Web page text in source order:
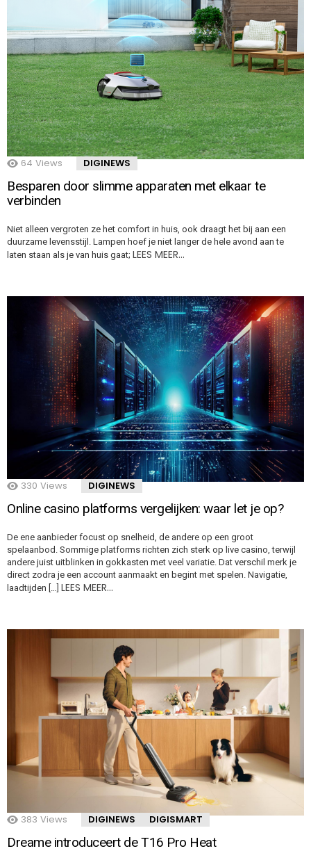
64 Views DIGINEWS
Besparen door slimme apparaten met elkaar te
verbinden
Niet alleen vergroten ze het comfort in huis, ook draagt het bij aan een
duurzame levensstijl. Lampen hoef je niet langer de hele avond aan te
laten staan als je van huis gaat; LEES MEER…
330 Views DIGINEWS
Online casino platforms vergelijken: waar let je op?
De ene aanbieder focust op snelheid, de andere op een groot
spelaanbod. Sommige platforms richten zich sterk op live casino, terwijl
andere juist uitblinken in gokkasten met veel variatie. Dat verschil merk je
direct zodra je een account aanmaakt en begint met spelen. Navigatie,
laadtijden […] LEES MEER…
383 Views DIGINEWS DIGISMART
Dreame introduceert de T16 Pro Heat